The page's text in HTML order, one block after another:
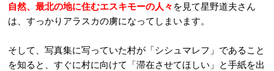
自然、最北の地に住むエスキモーの人々 を見て星野道夫さん
は、すっかりアラスカの虜になってしまいます。
そして、写真集に写っていた村が「シシュマレフ」であること
を知ると、すぐに村に向けて「滞在させてほしい」と手紙を出